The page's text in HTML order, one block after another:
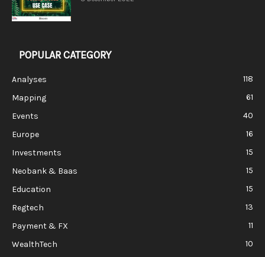
POPULAR CATEGORY
Analyses
118
Mapping
61
Events
40
Europe
16
Investments
15
Neobank & Baas
15
Education
15
Regtech
13
Payment & FX
11
WealthTech
10